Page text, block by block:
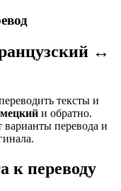
↔
тексты и
и обратно.
варианты перевода и
к переводу